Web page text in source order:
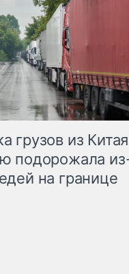
грузов из Китая
подорожала
на границе